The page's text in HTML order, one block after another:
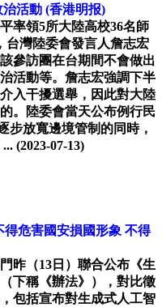
治活動 (香港明报)
率領5所大陸高校36名師
台灣陸委會發言人詹志宏
參訪團在台期間不會做出
活動等。詹志宏強調下半
入干擾選舉，因此對大陸
。陸委會當天公布例行民
步放寬邊境管制的同時，
... (2023-07-13)
危害國安損國形象 不得
昨（13日）聯合公布《生
下稱《辦法》），對比徵
包括宣布對生成式人工智